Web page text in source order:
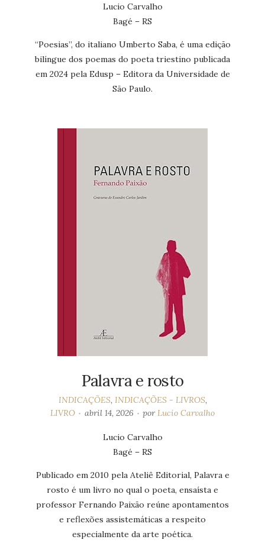
Lucio Carvalho
Bagé – RS
“Poesias”, do italiano Umberto Saba, é uma edição
bilíngue dos poemas do poeta triestino publicada
em 2024 pela Edusp – Editora da Universidade de
São Paulo.
Palavra e rosto
INDICAÇÕES, INDICAÇÕES - LIVROS,
LIVRO
abril 14, 2026 porLucio Carvalho
Lucio Carvalho
Bagé – RS
Publicado em 2010 pela Ateliê Editorial, Palavra e
rosto é um livro no qual o poeta, ensaísta e
professor Fernando Paixão reúne apontamentos
e reflexões assistemáticas a respeito
especialmente da arte poética.